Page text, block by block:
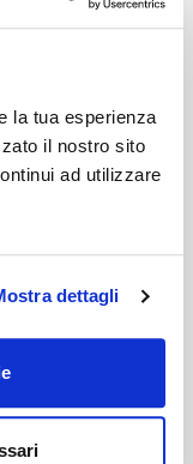
la tua esperienza
il nostro sito
ad utilizzare
dettagli
di